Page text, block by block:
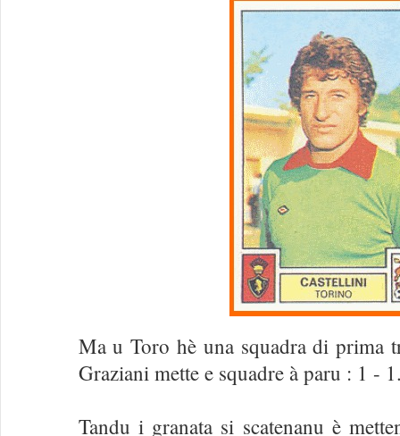
Ma u Toro hè una squadra di prima
Graziani mette e squadre à paru : 1 -
Tandu i granata si scatenanu è